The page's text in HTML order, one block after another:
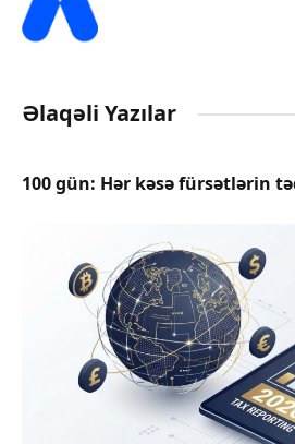
Əlaqəli Yazılar
100 gün: Hər kəsə fürsətlərin